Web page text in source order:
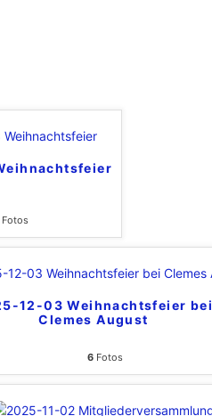
12-03 Weihnachtsfeier bei
Clemes August
6Fotos